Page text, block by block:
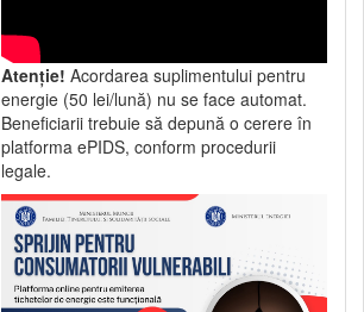
Atenție! Acordarea suplimentului pentru
energie (50 lei/lună) nu se face automat.
Beneficiarii trebuie să depună o cerere în
platforma ePIDS, conform procedurii
legale.